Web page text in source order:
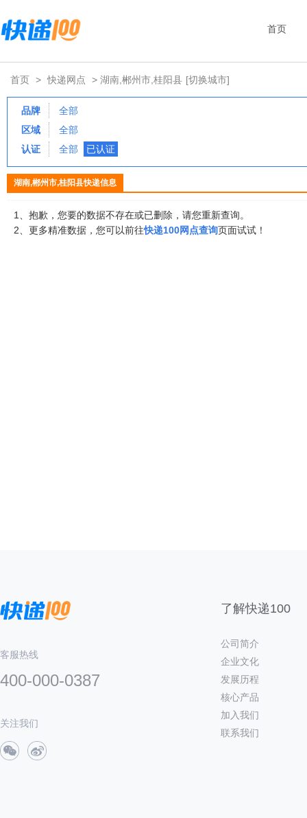
首页
首页 > 快递网点 > 湖南,郴州市,桂阳县 [切换城市]
品牌
全部
区域
全部
认证
全部 已认证
湖南,郴州市,桂阳县快递信息
1、抱歉，您要的数据不存在或已删除，请您重新查询。
2、更多精准数据，您可以前往快递100网点查询页面试试！
客服热线
400-000-0387
关注我们
了解快递100
公司简介
企业文化
发展历程
核心产品
加入我们
联系我们